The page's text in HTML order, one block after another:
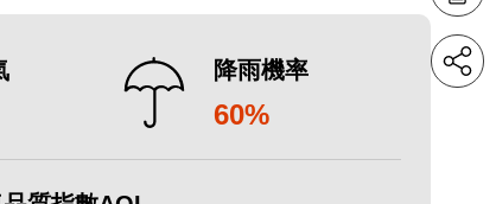
降雨機率
60%